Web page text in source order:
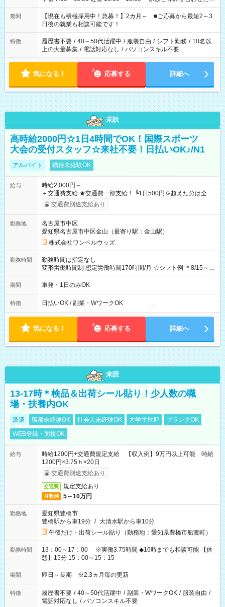
い」 「余裕を持って夕飯の準備がしたい」 「できれば残業はし
たくない」 など、ご希望を教えてくださいね。 ※Wワーク希望
の方へ 今ご覧のお仕事で希望する勤務時間と、もう1つのお仕事
の勤務時間。 合計で週40時間を超える場合は応募できません。
期間
【現在も積極採用中！急募！】2カ月～ ■ご応募から最短2～3
日後の就業も相談可能です！
特徴 履歴書不要 / 40～50代活躍中 / 服装自由 / シフト勤務 / 10名以
上の大量募集 / 電話対応なし / パソコンスキル不要
気になる！ 応募する 詳細へ
未読
高時給2000円☆1日4時間でOK！国際スポーツ
大会の受付スタッフ☆来社不要！日払いOK♪/N1
アルバイト 職種未経験OK
給与
時給2,000円～
＋交通費支給 ★交通費一部支給！ ┗1日500円を超えた分は全額
支給！ ※往復500円以内の方は自己負担となります ★日払い
OK！（規定あり） ┗働いたその日に現金GET♪ お仕事後はコン
期間なし
交通費別途支給あり
勤務地
名古屋市中区
愛知県名古屋市中区金山（最寄り駅：金山駅）
株式会社ワンベルウッズ
勤務時間
勤務時間は指定なし
変形労働時間制 想定労働時間170時間/月 ☆シフト例 ＊8/15～
10/26 全日共通 08：00～12：00 17：00～21：00 ＊8/31
～9/19のみ下記シフトもあります！ 12：00～16：00 ＊9/6～
00
期間 単発・1日のみOK
特徴 日払いOK / 副業・WワークOK
気になる！ 応募する 詳細へ
未読
13-17時＊検品＆出荷シール貼り！少人数の職
場・扶養内OK
派遣 職種未経験OK 社会人未経験OK 大学生歓迎
ブランクOK
WEB登録・面接OK
給与
時給1200円+交通費規定支給 【収入例】9万円以上可能 時給
1200円×3.75ｈ×20日
交通費別途支給あり
交通費 規定支給あり
月収例 5～10万円
勤務地
愛知県豊橋市
豊橋駅から車19分 / 大清水駅から車10分
午後だけ・出荷シール貼り（勤務地：愛知県豊橋市船渡町）
勤務時間
13：00～17：00 ※実働3.75時間 ◆16時までも相談可能 【休
憩】15分 15：00～15：15
期間 即日～長期 ※2.3ヵ月毎の更新
特徴 履歴書不要 / 40～50代活躍中 / 副業・WワークOK / 服装自由 /
電話対応なし / パソコンスキル不要